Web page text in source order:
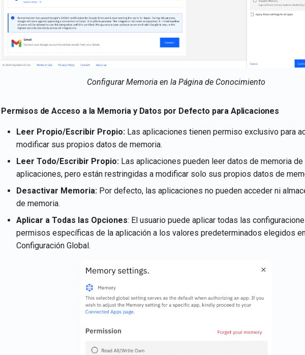
Configurar Memoria en la Página de Conocimiento
Permisos de Acceso a la Memoria y Datos por Defecto para Aplicaciones
Leer Propio/Escribir Propio: Las aplicaciones tienen permiso exclusivo para
modificar sus propios datos de memoria.
Leer Todo/Escribir Propio: Las aplicaciones pueden leer datos de memoria
aplicaciones, pero están restringidas a modificar solo sus propios datos de
Desactivar Memoria: Por defecto, las aplicaciones no pueden acceder ni
de memoria.
Aplicar a Todas las Opciones: El usuario puede aplicar todas las
permisos específicas de la aplicación a los valores predeterminados elegidos
Configuración Global.